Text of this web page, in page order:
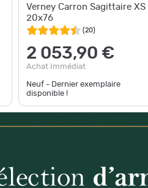
Verney Carron Sagittaire XS
20x76
(20)
2 053,90 €
Achat Immédiat
Neuf - Dernier exemplaire
disponible !